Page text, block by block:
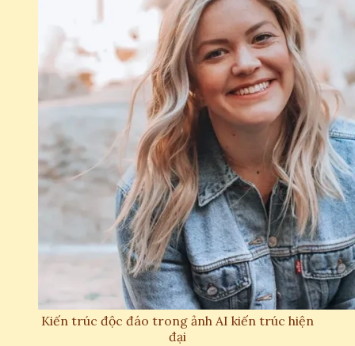
Kiến trúc độc đáo trong ảnh AI kiến trúc hiện
đại